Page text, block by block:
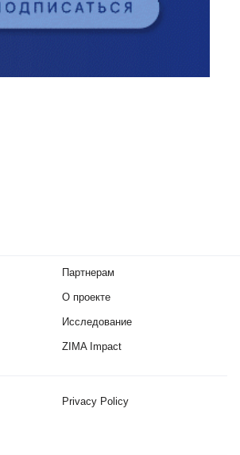
Партнерам
О проекте
Исследование
ZIMA Impact
Privacy Policy